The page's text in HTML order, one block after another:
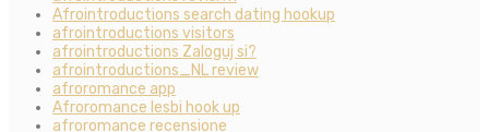
Afrointroductions search dating hookup
afrointroductions visitors
afrointroductions Zaloguj si?
afrointroductions_NL review
afroromance app
Afroromance lesbi hook up
afroromance recensione